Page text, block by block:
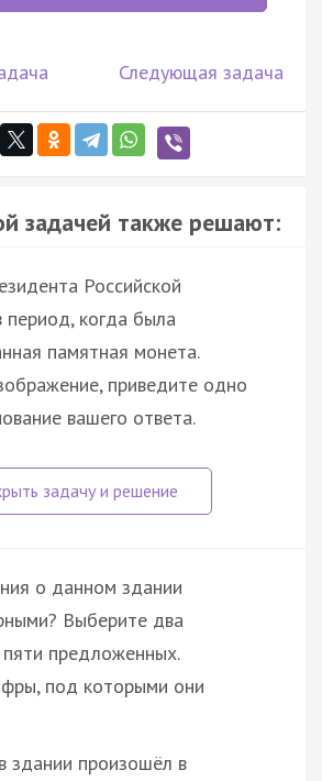
Следующая задача
задачей также решают:
Российской
когда была
памятная монета.
приведите одно
вашего ответа.
о данном здании
Выберите два
предложенных.
под которыми они
здании произошёл в